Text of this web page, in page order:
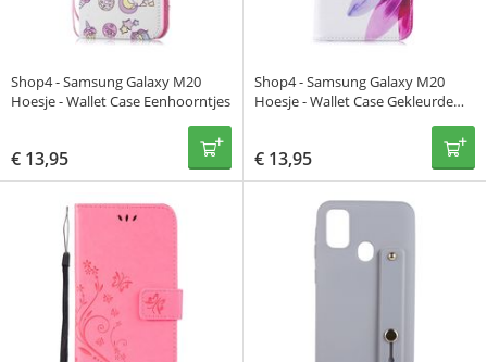
Shop4 - Samsung Galaxy M20
Hoesje - Wallet Case Eenhoorntjes
€ 13,95
Shop4 - Samsung Galaxy M20
Hoesje - Wallet Case Gekleurde
€ 13,95